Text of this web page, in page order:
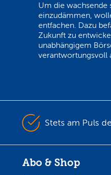
Um die wachsende
einzudämmen,
entfachen. Dazu
Zukunft zu
unabhängigem
verantwortungsvoll
Stets am Puls
Abo & Shop